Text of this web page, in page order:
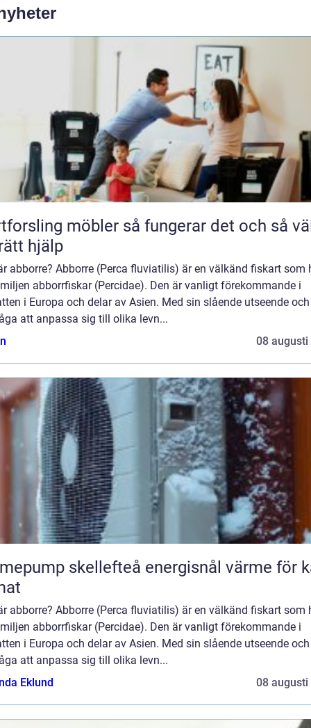
möbler så fungerar det och så väljer
hjälp
abborre? Abborre (Perca fluviatilis) är en välkänd fiskart som
abborrfiskar (Percidae). Den är vanligt förekommande i
i Europa och delar av Asien. Med sin slående utseende och
att anpassa sig till olika levn...
08 augusti
skellefteå energisnål värme för kallt
abborre? Abborre (Perca fluviatilis) är en välkänd fiskart som
abborrfiskar (Percidae). Den är vanligt förekommande i
i Europa och delar av Asien. Med sin slående utseende och
att anpassa sig till olika levn...
Eklund
08 augusti